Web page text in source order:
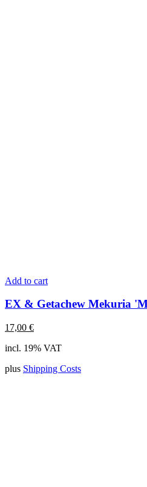
Add to cart
EX & Getachew Mekuria
17,00 €
incl. 19% VAT
plus Shipping Costs